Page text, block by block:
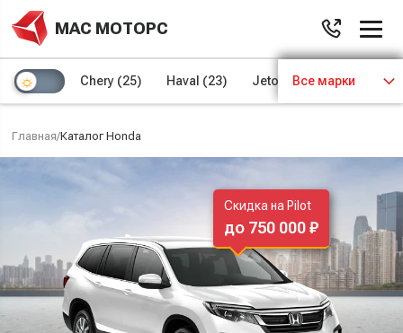
МАС МОТОРС
Chery (25) Haval (23) Jetour (8) Kaiyi (4)
Все марки
Главная/Каталог Honda
Скидка на Pilot
до 750 000 ₽